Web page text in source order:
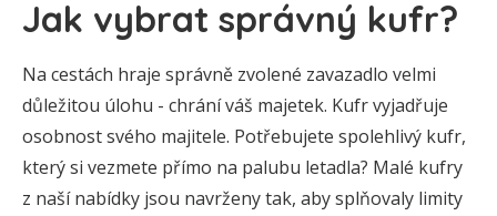
Jak vybrat správný kufr?
Na cestách hraje správně zvolené zavazadlo velmi
důležitou úlohu - chrání váš majetek. Kufr vyjadřuje
osobnost svého majitele. Potřebujete spolehlivý kufr,
který si vezmete přímo na palubu letadla? Malé kufry
z naší nabídky jsou navrženy tak, aby splňovaly limity